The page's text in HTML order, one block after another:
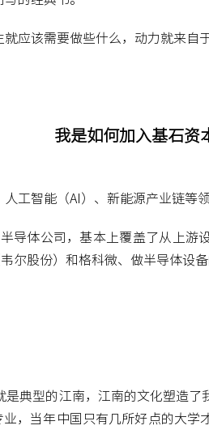
应该需要做些什么，动力就来自
我是如何加入基石资
工智能（AI）、新能源产业链等
导体公司，基本上覆盖了从上
尔股份）和格科微、做半导体设
典型的江南，江南的文化塑造
，当年中国只有几所好点的大